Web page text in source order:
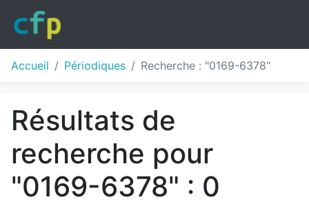
Accueil Périodiques Recherche : "0169-6378"
Résultats de
recherche pour
"0169-6378" : 0